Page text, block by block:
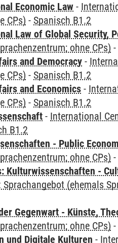
Economic Law -
CPs) - Spanisch B1.2
Law of Global Security,
ohne CPs) -
and Democracy -
CPs) - Spanisch B1.2
and Economics -
CPs) - Spanisch B1.2
- International
B1.2
- Public
ohne CPs) -
Kulturwissenschaften -
(ehemals
Gegenwart - Künste,
ohne CPs) -
und Digitale Kulturen -